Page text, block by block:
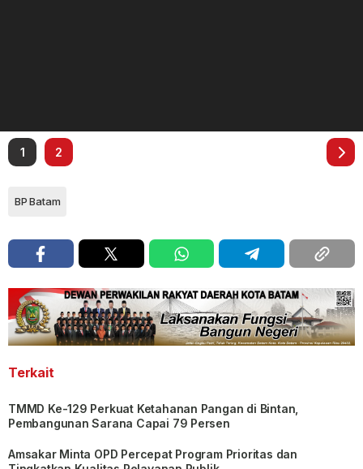
1 2
BP Batam
Terkait
TMMD Ke-129 Perkuat Ketahanan Pangan di Bintan,
Pembangunan Sarana Capai 79 Persen
Amsakar Minta OPD Percepat Program Prioritas dan